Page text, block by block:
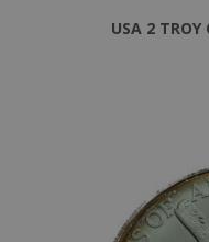
USA 2 TROY